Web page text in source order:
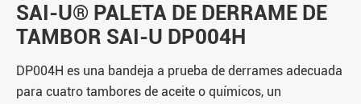
SAI-U® PALETA DE DERRAME DE
TAMBOR SAI-U DP004H
DP004H es una bandeja a prueba de derrames adecuada
para cuatro tambores de aceite o químicos, un